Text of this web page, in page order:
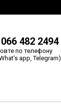
482 2494
по телефону
app, Telegram)